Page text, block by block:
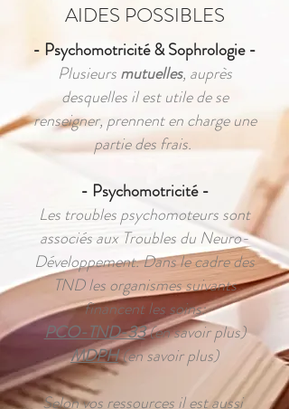
AIDES POSSIBLES
- Psychomotricité & Sophrologie -
Plusieursmutuelles, auprès
desquelles il est utile de se
renseigner, prennent en charge une
partie des frais.
- Psychomotricité -
Les troubles psychomoteurs sont
associés aux Troubles du Neuro-
Développement. Dans le cadre des
TND les organismes suivants
financent les soins:
PCO-TND-33(en savoir plus)
MDPH(en savoir plus)
Selon vos ressources il est aussi